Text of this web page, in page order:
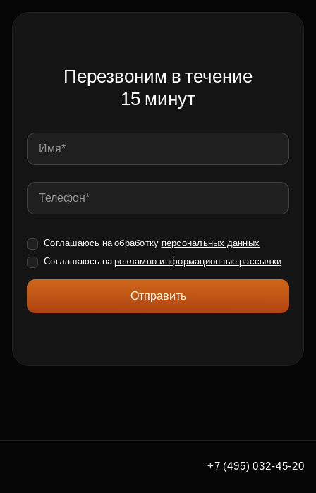
Перезвоним в течение
15 минут
Соглашаюсь на обработку персональных данных
Соглашаюсь нарекламно-информационные рассылки
Отправить
+7 (495) 032-45-20